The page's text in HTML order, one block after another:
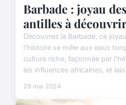
Barbade : joyau
antilles à
Découvrez la Barbade, ce
l'histoire se mêle aux eaux
culture riche, façonnée par
les influences africaines, et
29 mai 2024